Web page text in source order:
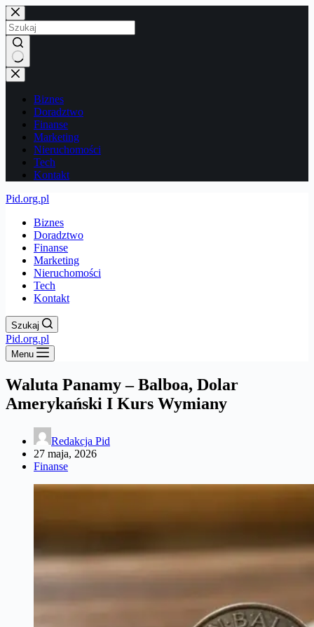
Przejdź
do
treści
Brak
wyników
Biznes
Doradztwo
Finanse
Marketing
Nieruchomości
Tech
Kontakt
Pid.org.pl
Biznes
Doradztwo
Finanse
Marketing
Nieruchomości
Tech
Kontakt
Szukaj
Pid.org.pl
Menu
Waluta Panamy – Balboa, Dolar
Amerykański I Kurs Wymiany
Redakcja Pid
27 maja, 2026
Finanse